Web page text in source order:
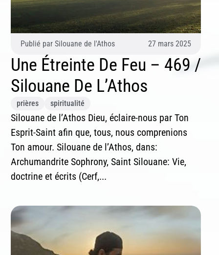
Publié par Silouane de l'Athos 27 mars 2025
Une Étreinte De Feu – 469 /
Silouane De L’Athos
prières spiritualité
Silouane de l’Athos Dieu, éclaire-nous par Ton
Esprit-Saint afin que, tous, nous comprenions
Ton amour. Silouane de l’Athos, dans:
Archumandrite Sophrony, Saint Silouane: Vie,
doctrine et écrits (Cerf,...